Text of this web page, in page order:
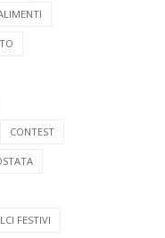
CONTEST
FESTIVI